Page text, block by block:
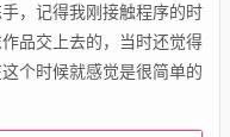
，记得我刚接触程序的时
品交上去的，当时还觉得
个时候就感觉是很简单的